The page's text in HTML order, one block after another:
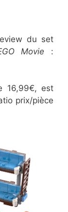
du set
Movie :
16,99€, est
prix/pièce